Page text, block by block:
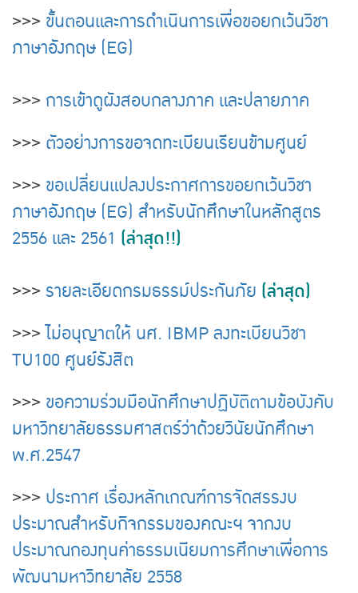
>>> ขั้นตอนและการดำเนินการเพื่อขอยกเว้นวิชา
ภาษาอังกฤษ (EG)
>>> การเข้าดูผังสอบกลางภาค และปลายภาค
>>> ตัวอย่างการขอจดทะเบียนเรียนข้ามศูนย์
>>> ขอเปลี่ยนแปลงประกาศการขอยกเว้นวิชา
ภาษาอังกฤษ (EG) สำหรับนักศึกษาในหลักสูตร
2556 และ 2561 (ล่าสุด!!)
>>>รายละเอียดกรมธรรม์ประกันภัย (ล่าสุด)
>>>ไม่อนุญาตให้ นศ. IBMP ลงทะเบียนวิชา
TU100 ศูนย์รังสิต
>>> ขอความร่วมมือนักศึกษาปฏิบัติตามข้อบังคับ
มหาวิทยาลัยธรรมศาสตร์ว่าด้วยวินัยนักศึกษา
พ.ศ.2547
>>> ประกาศ เรื่องหลักเกณฑ์การจัดสรรงบ
ประมาณสำหรับกิจกรรมของคณะฯ จากงบ
ประมาณกองทุนค่าธรรมเนียมการศึกษาเพื่อการ
พัฒนามหาวิทยาลัย 2558